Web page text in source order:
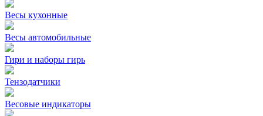
Весы кухонные
Весы автомобильные
Гири и наборы гирь
Тензодатчики
Весовые индикаторы